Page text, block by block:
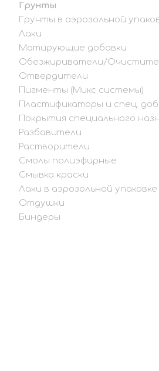
Грунты
Грунты в аэрозольной
Лаки
Матирующие добавки
Обезжириватели/
Отвердители
Пигменты (Микс системы)
Пластификаторы и спец.
Покрытия специального
Разбавители
Растворители
Смолы полиэфирные
Смывка краски
Лаки в аэрозольной упаковке
Отдушки
Биндеры